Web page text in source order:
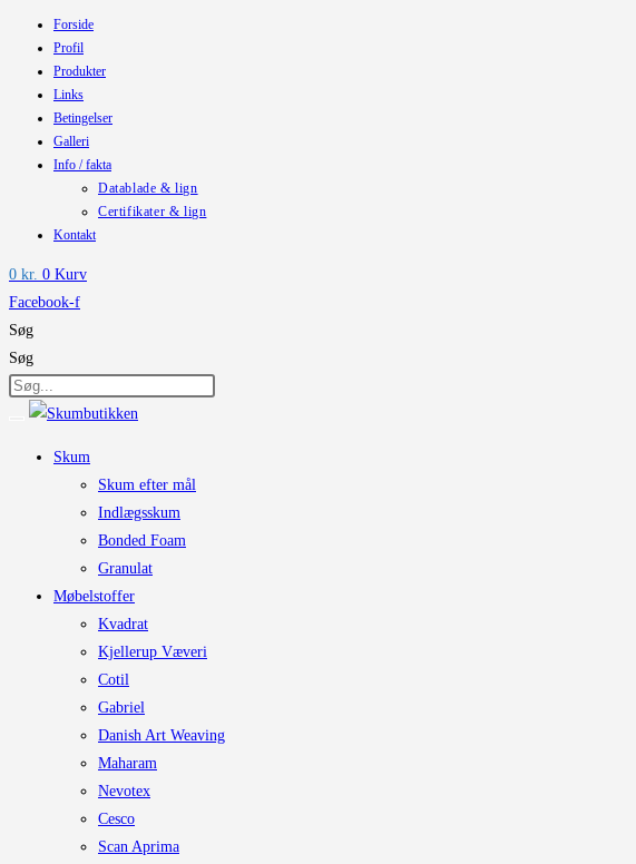
Forside
Profil
Produkter
Links
Betingelser
Galleri
Info / fakta
Datablade & lign
Certifikater & lign
Kontakt
0 kr. 0 Kurv
Facebook-f
Søg
Søg
Skum
Skum efter mål
Indlægsskum
Bonded Foam
Granulat
Møbelstoffer
Kvadrat
Kjellerup Væveri
Cotil
Gabriel
Danish Art Weaving
Maharam
Nevotex
Cesco
Scan Aprima